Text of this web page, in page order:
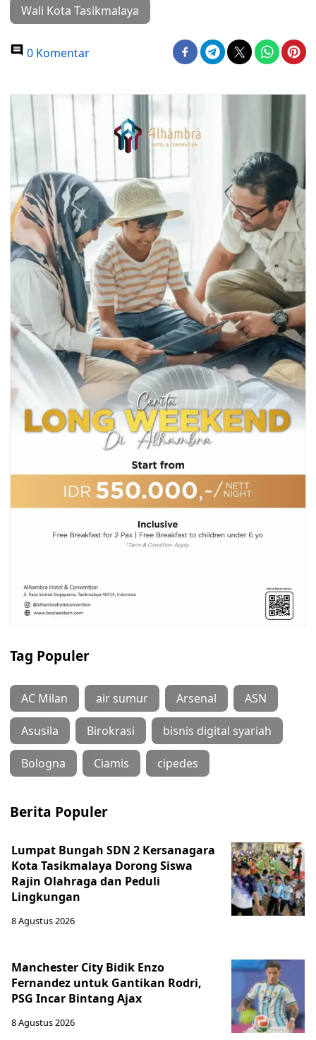
Wali Kota Tasikmalaya
0 Komentar
Tag Populer
AC Milan air sumur Arsenal ASN
Asusila Birokrasi bisnis digital syariah
Bologna Ciamis cipedes
Berita Populer
Lumpat Bungah SDN 2 Kersanagara
Kota Tasikmalaya Dorong Siswa
Rajin Olahraga dan Peduli
Lingkungan
8 Agustus 2026
Manchester City Bidik Enzo
Fernandez untuk Gantikan Rodri,
PSG Incar Bintang Ajax
8 Agustus 2026